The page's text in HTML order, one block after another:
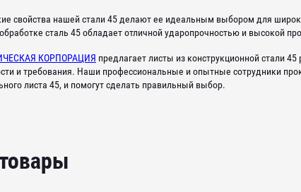
свойства нашей стали 45 делают ее идеальным выбором для
сталь 45 обладает отличной ударопрочностью и высокой
КОРПОРАЦИЯ предлагает листы из конструкционной стали
и требования. Наши профессиональные и опытные сотрудники
листа 45, и помогут сделать правильный выбор.